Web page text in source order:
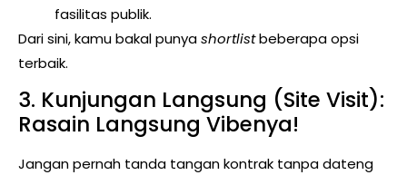
fasilitas publik.
Dari sini, kamu bakal punyashortlistbeberapa opsi
terbaik.
3. Kunjungan Langsung (Site Visit):
Rasain Langsung Vibenya!
Jangan pernah tanda tangan kontrak tanpa dateng